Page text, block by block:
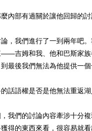
部有過關於讓他回歸的討
我們進行了一到兩年吧。
吉姆和我、他和巴斯家
最後我們無法為他提供一個
語權是否是他無法重返湖
們的討論內容牽涉十分複
得的東西來看，很容易就